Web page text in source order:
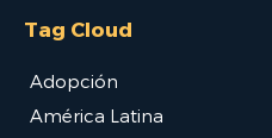
Tag Cloud
Adopción
América Latina